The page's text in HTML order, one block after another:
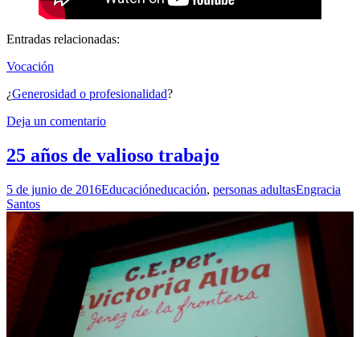
Entradas relacionadas:
Vocación
¿Generosidad o profesionalidad?
Deja un comentario
25 años de valioso trabajo
5 de junio de 2016Educacióneducación, personas adultasEngracia
Santos